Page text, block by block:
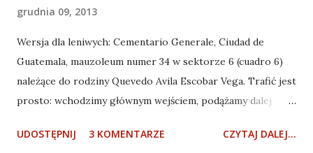
grudnia 09, 2013
Wersja dla leniwych: Cementario Generale, Ciudad de
Guatemala, mauzoleum numer 34 w sektorze 6 (cuadro 6)
należące do rodziny Quevedo Avila Escobar Vega. Trafić jest
prosto: wchodzimy głównym wejściem, podążamy dalej
do 3a avenida. Druga od końca kapliczka po lewej, tablica na
UDOSTĘPNIJ 3 KOMENTARZE CZYTAJ DALEJ...